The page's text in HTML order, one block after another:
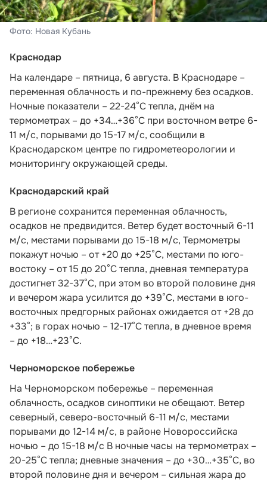
Фото: Новая Кубань
Краснодар
На календаре – пятница, 6 августа. В Краснодаре –
переменная облачность и по-прежнему без осадков.
Ночные показатели – 22-24°С тепла, днём на
термометрах – до +34…+36°С при восточном ветре 6-
11 м/с, порывами до 15-17 м/с, сообщили в
Краснодарском центре по гидрометеорологии и
мониторингу окружающей среды.
Краснодарский край
В регионе сохранится переменная облачность,
осадков не предвидится. Ветер будет восточный 6-11
м/с, местами порывами до 15-18 м/с, Термометры
покажут ночью – от +20 до +25°С, местами по юго-
востоку – от 15 до 20°С тепла, дневная температура
достигнет 32-37°С, при этом во второй половине дня
и вечером жара усилится до +39°С, местами в юго-
восточных предгорных районах ожидается от +28 до
+33°; в горах ночью – 12-17°С тепла, в дневное время
– до +18…+23°С.
Черноморское побережье
На Черноморском побережье – переменная
облачность, осадков синоптики не обещают. Ветер
северный, северо-восточный 6-11 м/с, местами
порывами до 12-14 м/с, в районе Новороссийска
ночью – до 15-18 м/с В ночные часы на термометрах –
20-25°С тепла; дневные значения – до +30…+35°С, во
второй половине дня и вечером – сильная жара до